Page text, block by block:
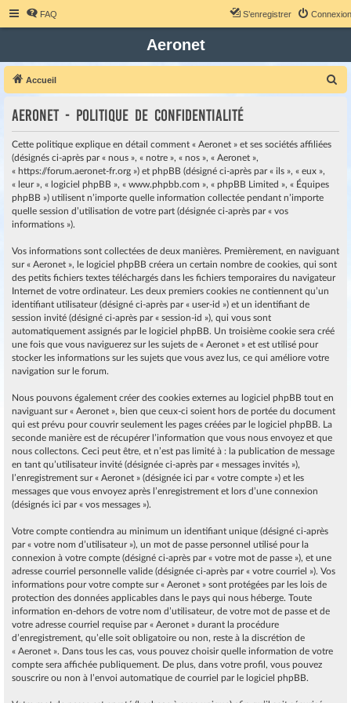
FAQ Connexion
S’enregistrer
Aeronet
Accueil
r
Aeronet - Politique de confidentialité
Cette politique explique en détail comment « Aeronet » et ses sociétés affiliées
(désignés ci-après par « nous », « notre », « nos », « Aeronet »,
« https://forum.aeronet-fr.org ») et phpBB (désigné ci-après par « ils », « eux »,
« leur », « logiciel phpBB », « www.phpbb.com », « phpBB Limited », « Équipes
phpBB ») utilisent n’importe quelle information collectée pendant n’importe
quelle session d’utilisation de votre part (désignée ci-après par « vos
informations »).
Vos informations sont collectées de deux manières. Premièrement, en naviguant
sur « Aeronet », le logiciel phpBB créera un certain nombre de cookies, qui sont
des petits fichiers textes téléchargés dans les fichiers temporaires du navigateur
Internet de votre ordinateur. Les deux premiers cookies ne contiennent qu’un
identifiant utilisateur (désigné ci-après par « user-id ») et un identifiant de
session invité (désigné ci-après par « session-id »), qui vous sont
automatiquement assignés par le logiciel phpBB. Un troisième cookie sera créé
une fois que vous naviguerez sur les sujets de « Aeronet » et est utilisé pour
stocker les informations sur les sujets que vous avez lus, ce qui améliore votre
navigation sur le forum.
Nous pouvons également créer des cookies externes au logiciel phpBB tout en
naviguant sur « Aeronet », bien que ceux-ci soient hors de portée du document
qui est prévu pour couvrir seulement les pages créées par le logiciel phpBB. La
seconde manière est de récupérer l’information que vous nous envoyez et que
nous collectons. Ceci peut être, et n’est pas limité à : la publication de message
en tant qu’utilisateur invité (désignée ci-après par « messages invités »),
l’enregistrement sur « Aeronet » (désignée ici par « votre compte ») et les
messages que vous envoyez après l’enregistrement et lors d’une connexion
(désignés ici par « vos messages »).
Votre compte contiendra au minimum un identifiant unique (désigné ci-après
par « votre nom d’utilisateur »), un mot de passe personnel utilisé pour la
connexion à votre compte (désigné ci-après par « votre mot de passe »), et une
adresse courriel personnelle valide (désignée ci-après par « votre courriel »). Vos
informations pour votre compte sur « Aeronet » sont protégées par les lois de
protection des données applicables dans le pays qui nous héberge. Toute
information en-dehors de votre nom d’utilisateur, de votre mot de passe et de
votre adresse courriel requise par « Aeronet » durant la procédure
d’enregistrement, qu’elle soit obligatoire ou non, reste à la discrétion de
« Aeronet ». Dans tous les cas, vous pouvez choisir quelle information de votre
compte sera affichée publiquement. De plus, dans votre profil, vous pouvez
souscrire ou non à l’envoi automatique de courriel par le logiciel phpBB.